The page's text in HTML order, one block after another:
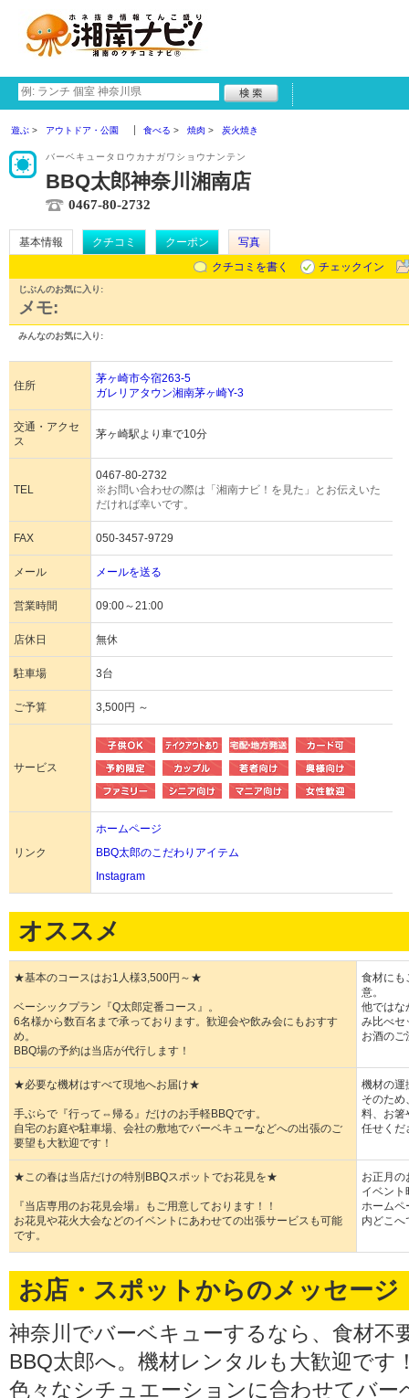
遊ぶ アウトドア・公園 食べる 焼肉 炭火焼き
バーベキュータロウカナガワショウナンテン
BBQ太郎神奈川湘南店
0467-80-2732
基本情報 クチコミ クーポン
写真
クチコミを書く
チェックイン
じぶんのお気に入り:
メモ:
みんなのお気に入り:
住所
茅ヶ崎市今宿263-5
ガレリアタウン湘南茅ヶ崎Y-3
交通・アクセ
ス
茅ヶ崎駅より車で10分
TEL
0467-80-2732
※お問い合わせの際は「湘南ナビ！を見た」とお伝えいた
だければ幸いです。
FAX 050-3457-9729
メール メールを送る
営業時間 09:00～21:00
店休日 無休
駐車場 3台
ご予算 3,500円 ～
サービス
リンク
ホームページ
BBQ太郎のこだわりアイテム
Instagram
オススメ
★基本のコースはお1人様3,500円～★
ベーシックプラン『Q太郎定番コース』。
6名様から数百名まで承っております。歓迎会や飲み会にもおすす
め。
BBQ場の予約は当店が代行します！
食材にも
意。
他ではな
み比べセ
お酒のご
★必要な機材はすべて現地へお届け★
手ぶらで『行って⇔帰る』だけのお手軽BBQです。
自宅のお庭や駐車場、会社の敷地でバーベキューなどへの出張のご
要望も大歓迎です！
機材の運
そのため
料、お箸
任せくだ
★この春は当店だけの特別BBQスポットでお花見を★
『当店専用のお花見会場』もご用意しております！！
お花見や花火大会などのイベントにあわせての出張サービスも可能
です。
お正月の
イベント
ホームペ
内どこへ
お店・スポットからのメッセージ
神奈川でバーベキューするなら、食材不
BBQ太郎へ。機材レンタルも大歓迎です
色々なシチュエーションに合わせてバ